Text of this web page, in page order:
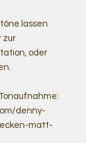
lassen
zur
oder
denny-
matt-